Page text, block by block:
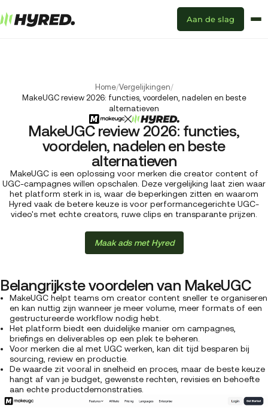
Aan de slag
Home/Vergelijkingen/
MakeUGC review 2026: functies, voordelen, nadelen en beste
alternatieven
MakeUGC review 2026: functies,
voordelen, nadelen en beste
alternatieven
MakeUGC is een oplossing voor merken die creator content of
UGC-campagnes willen opschalen. Deze vergelijking laat zien waar
het platform sterk in is, waar de beperkingen zitten en waarom
Hyred vaak de betere keuze is voor performancegerichte UGC-
video's met echte creators, ruwe clips en transparante prijzen.
Maak ads met Hyred
Belangrijkste voordelen van MakeUGC
MakeUGC helpt teams om creator content sneller te organiseren
en kan nuttig zijn wanneer je meer volume, meer formats of een
gestructureerde workflow nodig hebt.
Het platform biedt een duidelijke manier om campagnes,
briefings en deliverables op een plek te beheren.
Voor merken die al met UGC werken, kan dit tijd besparen bij
sourcing, review en productie.
De waarde zit vooral in snelheid en proces, maar de beste keuze
hangt af van je budget, gewenste rechten, revisies en behoefte
aan echte productdemonstraties.